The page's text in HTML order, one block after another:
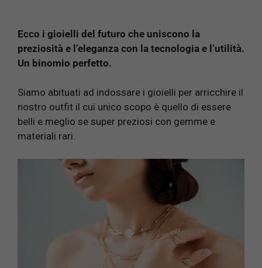
Ecco i gioielli del futuro che uniscono la
preziosità e l’eleganza con la tecnologia e l’utilità.
Un binomio perfetto.
Siamo abituati ad indossare i gioielli per arricchire il
nostro outfit il cui unico scopo è quello di essere
belli e meglio se super preziosi con gemme e
materiali rari.